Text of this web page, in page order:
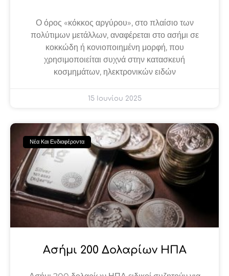
Ο όρος «κόκκος αργύρου», στο πλαίσιο των
πολύτιμων μετάλλων, αναφέρεται στο ασήμι σε
κοκκώδη ή κονιοποιημένη μορφή, που
χρησιμοποιείται συχνά στην κατασκευή
κοσμημάτων, ηλεκτρονικών ειδών
15 Ιουνίου 2025
Νέα Και Ενδιαφέροντα
Ασήμι 200 ​​δολαρίων ΗΠΑ